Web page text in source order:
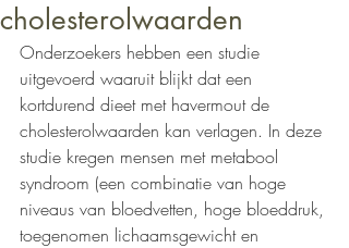
cholesterolwaarden
Onderzoekers hebben een studie
uitgevoerd waaruit blijkt dat een
kortdurend dieet met havermout de
cholesterolwaarden kan verlagen. In deze
studie kregen mensen met metabool
syndroom (een combinatie van hoge
niveaus van bloedvetten, hoge bloeddruk,
toegenomen lichaamsgewicht en